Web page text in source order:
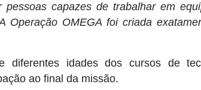
pessoas capazes de trabalhar em
Operação OMEGA foi criada
diferentes idades dos cursos de
ao final da missão.